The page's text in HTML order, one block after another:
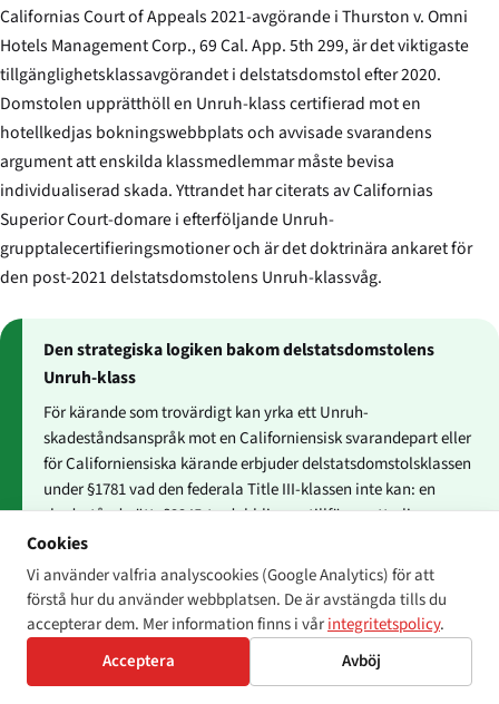
Californias Court of Appeals 2021-avgörande iThurston v. Omni
Hotels Management Corp., 69 Cal. App. 5th 299, är det viktigaste
tillgänglighets­klass­avgörandet i delstatsdomstol efter 2020.
Domstolen upprätthöll en Unruh-klass certifierad mot en
hotellkedjas bokningswebbplats och avvisade svarandens
argument att enskilda klassmedlemmar måste bevisa
individualiserad skada. Yttrandet har citerats av Californias
Superior Court-domare i efterföljande Unruh-
grupptale­certifierings­motioner och är det doktrinära ankaret för
den post-2021 delstatsdomstolens Unruh-klassvåg.
Den strategiska logiken bakom delstatsdomstolens
Unruh-klass
För kärande som trovärdigt kan yrka ett Unruh-
skadeståndsanspråk mot en Californiensisk svarandepart eller
för Californiensiska kärande erbjuder delstatsdomstolsklassen
under §1781 vad den federala Title III-klassen inte kan: en
skadeståndsrätt. §3345-tredubblingen tillför en ytterligare
multiplikator där det påstådda beteendet riktades mot äldre
eller funktionsnedsatta konsumenter. Avvägningen är att
delstatsdomstolens klassförfarande är långsammare,
docketets discovery är tyngre och överklagandeprövningen är
mer osäker än den federala Rule 23-vägen.
Cookies
Vi använder valfria analyscookies (Google Analytics) för att
förstå hur du använder webbplatsen. De är avstängda tills du
accepterar dem. Mer information finns i vårintegritetspolicy.
Acceptera
Avböj